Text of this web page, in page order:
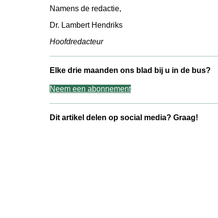
Namens de redactie,
Dr. Lambert Hendriks
Hoofdredacteur
Elke drie maanden ons blad bij u in de bus?
Neem een abonnement
Dit artikel delen op social media? Graag!